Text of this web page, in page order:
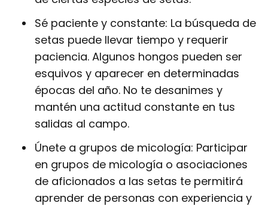
Sé paciente y constante: La búsqueda de
setas puede llevar tiempo y requerir
paciencia. Algunos hongos pueden ser
esquivos y aparecer en determinadas
épocas del año. No te desanimes y
mantén una actitud constante en tus
salidas al campo.
Únete a grupos de micología: Participar
en grupos de micología o asociaciones
de aficionados a las setas te permitirá
aprender de personas con experiencia y